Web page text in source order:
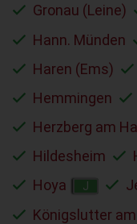
Gronau (Leine)
Hann. Münden
Haren (Ems)
Hemmingen
Herzberg am
Hildesheim
Hoya
J
Königslutter